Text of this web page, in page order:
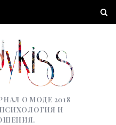
О МОДЕ 2018
И